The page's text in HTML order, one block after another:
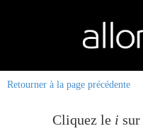
Retourner à la page précédente
Cliquez le i